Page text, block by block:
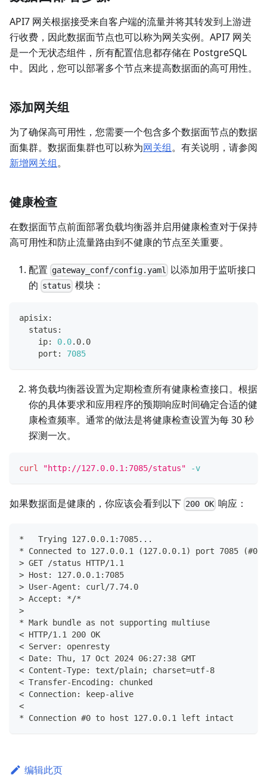
API7 网关根据接受来自客户端的流量并将其转发到上游进
行收费，因此数据面节点也可以称为网关实例。API7 网关
是一个无状态组件，所有配置信息都存储在 PostgreSQL
中。因此，您可以部署多个节点来提高数据面的高可用性。
添加网关组
为了确保高可用性，您需要一个包含多个数据面节点的数据
面集群。数据面集群也可以称为网关组。有关说明，请参阅
新增网关组。
健康检查
在数据面节点前面部署负载均衡器并启用健康检查对于保持
高可用性和防止流量路由到不健康的节点至关重要。
配置 gateway_conf/config.yaml 以添加用于监听接口
的 status 模块：
apisix:
  status:
    ip:
0.0.0.0
    port:
7085
将负载均衡器设置为定期检查所有健康检查接口。根据
你的具体要求和应用程序的预期响应时间确定合适的健
康检查频率。通常的做法是将健康检查设置为每 30 秒
探测一次。
curl "http://127.0.0.1:7085/status" -v
如果数据面是健康的，你应该会看到以下 200 OK 响应：
*   Trying 127.0.0.1:7085...
* Connected to 127.0.0.1 (127.0.0.1) port 7085 (#0)
> GET /status HTTP/1.1
> Host: 127.0.0.1:7085
> User-Agent: curl/7.74.0
> Accept: */*
>
* Mark bundle as not supporting multiuse
< HTTP/1.1 200 OK
< Server: openresty
< Date: Thu, 17 Oct 2024 06:27:38 GMT
< Content-Type: text/plain; charset=utf-8
< Transfer-Encoding: chunked
< Connection: keep-alive
<
* Connection #0 to host 127.0.0.1 left intact
编辑此页